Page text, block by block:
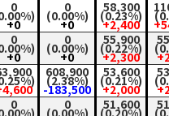
0
+0
0
(0.00%)
+0
58,300
(0.23%)
+2,400
0
+0
0
(0.00%)
+0
55,900
(0.22%)
+2,300
608,900
(2.38%)
-183,500
53,600
(0.21%)
+2,000
0 0 51,600